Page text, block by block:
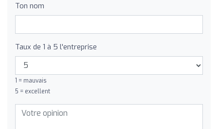
Ton nom
Taux de 1 à 5 l'entreprise
1 = mauvais
5 = excellent